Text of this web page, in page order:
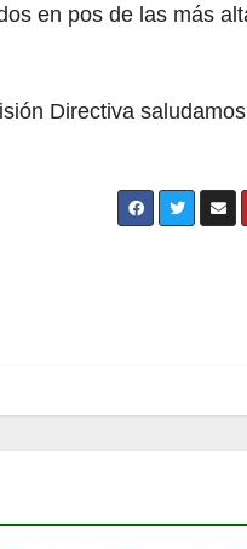
en pos de las más
Directiva